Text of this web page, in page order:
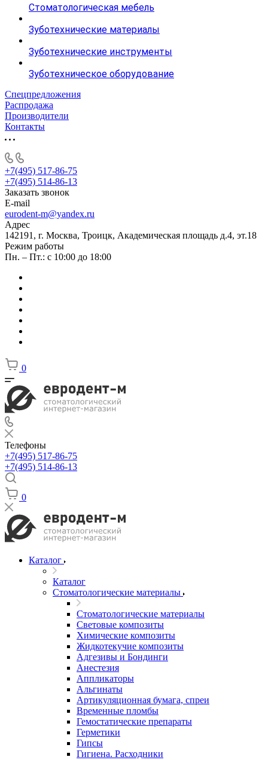
Стоматологическая мебель
Зуботехнические материалы
Зуботехнические инструменты
Зуботехническое оборудование
Спецпредложения
Распродажа
Производители
Контакты
+7(495) 517-86-75
+7(495) 514-86-13
Заказать звонок
E-mail
eurodent-m@yandex.ru
Адрес
142191, г. Москва, Троицк, Академическая площадь д.4, эт.18
Режим работы
Пн. – Пт.: с 10:00 до 18:00
0
Телефоны
+7(495) 517-86-75
+7(495) 514-86-13
0
Каталог
Каталог
Стоматологические материалы
Стоматологические материалы
Световые композиты
Химические композиты
Жидкотекучие композиты
Адгезивы и Бондинги
Анестезия
Аппликаторы
Альгинаты
Артикуляционная бумага, спреи
Временные пломбы
Гемостатические препараты
Герметики
Гипсы
Гигиена. Расходники